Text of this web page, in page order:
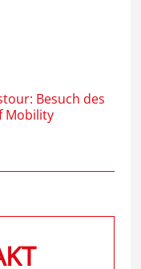
Besuch des
Mobility